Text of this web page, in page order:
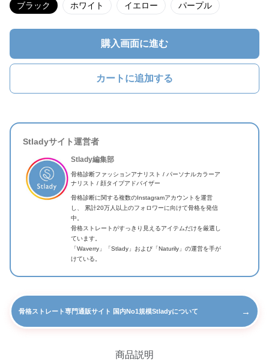
ブラック ホワイト イエロー パープル
購入画面に進む
カートに追加する
Stladyサイト運営者
Stlady編集部
骨格診断ファッションアナリスト / パーソナルカラーア
ナリスト / 顔タイプアドバイザー
骨格診断に関する複数のInstagramアカウントを運営
し、 累計20万人以上のフォロワーに向けて骨格を発信
中。
骨格ストレートがすっきり見えるアイテムだけを厳選し
ています。
「Waverry」「Stlady」および「Naturily」の運営を手が
けている。
骨格ストレート専門通販サイト 国内No1規模Stladyについて →
商品説明